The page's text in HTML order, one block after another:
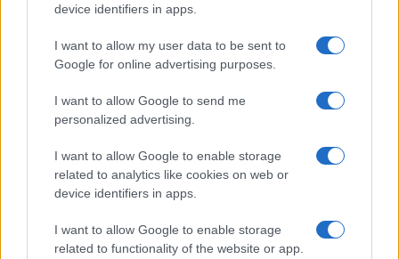
device identifiers in apps.
I want to allow my user data to be sent to
Google for online advertising purposes.
I want to allow Google to send me
personalized advertising.
I want to allow Google to enable storage
related to analytics like cookies on web or
device identifiers in apps.
I want to allow Google to enable storage
related to functionality of the website or app.